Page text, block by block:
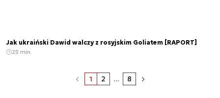
Jak ukraiński Dawid walczy z rosyjskim Goliatem [RAPORT]
25 min.
1 2 ... 8